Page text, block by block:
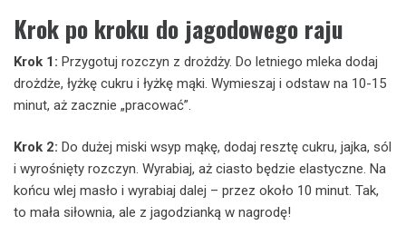
Krok po kroku do jagodowego raju
Krok 1: Przygotuj rozczyn z drożdży. Do letniego mleka dodaj
drożdże, łyżkę cukru i łyżkę mąki. Wymieszaj i odstaw na 10-15
minut, aż zacznie „pracować”.
Krok 2: Do dużej miski wsyp mąkę, dodaj resztę cukru, jajka, sól
i wyrośnięty rozczyn. Wyrabiaj, aż ciasto będzie elastyczne. Na
końcu wlej masło i wyrabiaj dalej – przez około 10 minut. Tak,
to mała siłownia, ale z jagodzianką w nagrodę!